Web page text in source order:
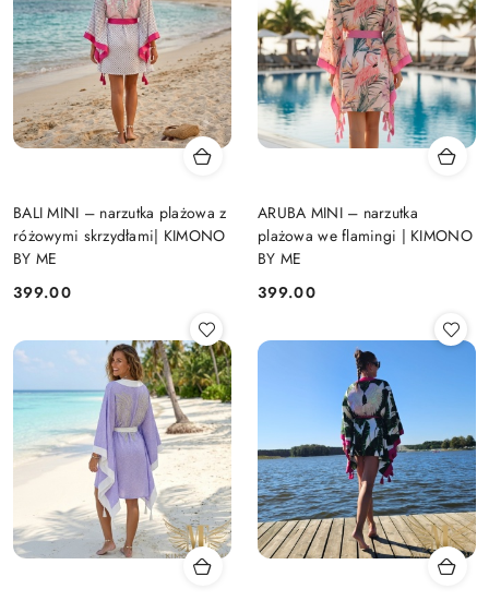
BALI MINI – narzutka plażowa z
różowymi skrzydłami| KIMONO
BY ME
Cena:
399.00
ARUBA MINI – narzutka
plażowa we flamingi | KIMONO
BY ME
Cena:
399.00